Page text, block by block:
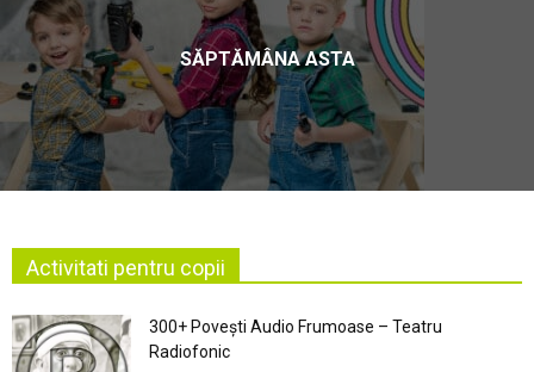
SĂPTĂMÂNA ASTA
Activitati pentru copii
300+ Povești Audio Frumoase – Teatru
Radiofonic